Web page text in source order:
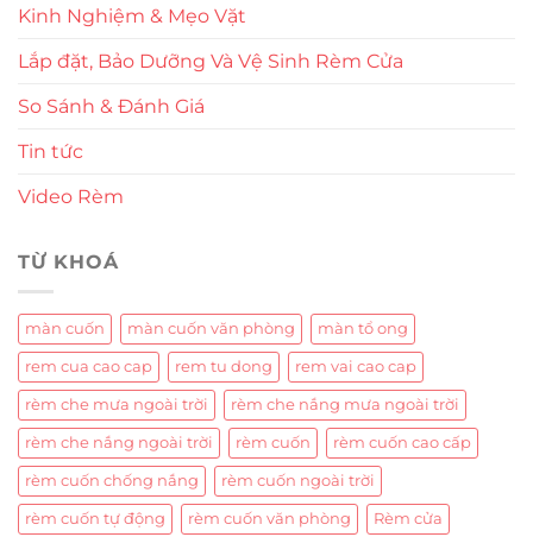
Kinh Nghiệm & Mẹo Vặt
Lắp đặt, Bảo Dưỡng Và Vệ Sinh Rèm Cửa
So Sánh & Đánh Giá
Tin tức
Video Rèm
TỪ KHOÁ
màn cuốn màn cuốn văn phòng màn tổ ong
rem cua cao cap rem tu dong rem vai cao cap
rèm che mưa ngoài trời rèm che nắng mưa ngoài trời
rèm che nắng ngoài trời rèm cuốn rèm cuốn cao cấp
rèm cuốn chống nắng rèm cuốn ngoài trời
rèm cuốn tự động rèm cuốn văn phòng Rèm cửa